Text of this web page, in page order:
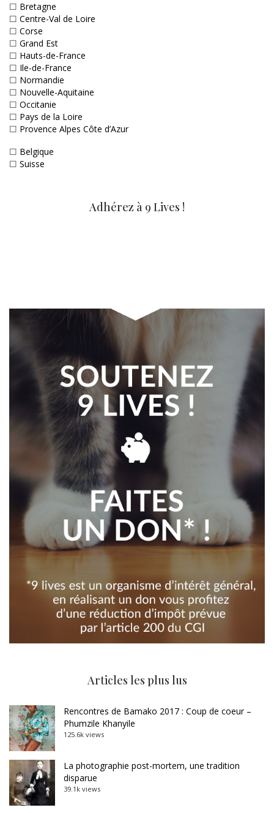
☐ Bretagne
☐ Centre-Val de Loire
☐ Corse
☐ Grand Est
☐ Hauts-de-France
☐ Ile-de-France
☐ Normandie
☐ Nouvelle-Aquitaine
☐ Occitanie
☐ Pays de la Loire
☐ Provence Alpes Côte d’Azur
☐ Belgique
☐ Suisse
Adhérez à 9 Lives !
Articles les plus lus
Rencontres de Bamako 2017 : Coup de coeur –
Phumzile Khanyile
125.6k views
La photographie post-mortem, une tradition
disparue
39.1k views